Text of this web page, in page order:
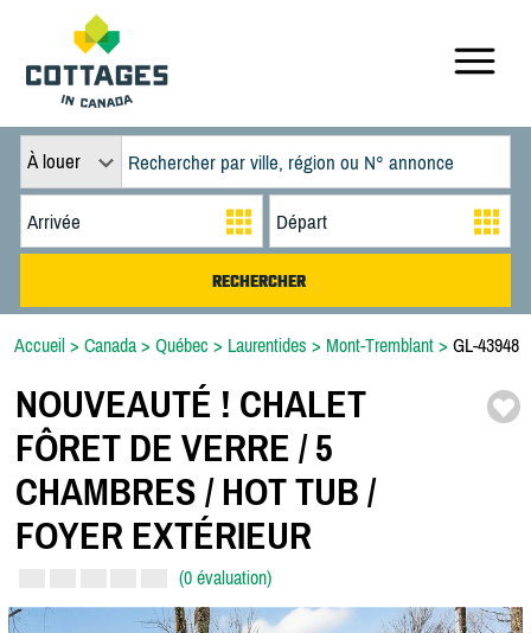
À louer
Accueil > Canada > Québec > Laurentides > Mont-Tremblant > GL-43948
NOUVEAUTÉ ! CHALET
FÔRET DE VERRE /5
CHAMBRES /HOT TUB /
FOYER EXTÉRIEUR
(0 évaluation)